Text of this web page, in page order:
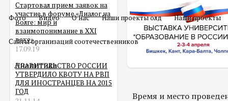
Фото Видео О нас Наши проекты олд Наши проекты
Сайты организаций соотечественников
Аналитика
Стартовал прием заявок на
участие в форуме «Диалог на
Волге: мир и
взаимопонимание в XXI
веке»
17.09.19
ПРАВИТЕЛЬСТВО РОССИИ
УТВЕРДИЛО КВОТУ НА РВП
ДЛЯ ИНОСТРАНЦЕВ НА 2015
ГОД
Время и место